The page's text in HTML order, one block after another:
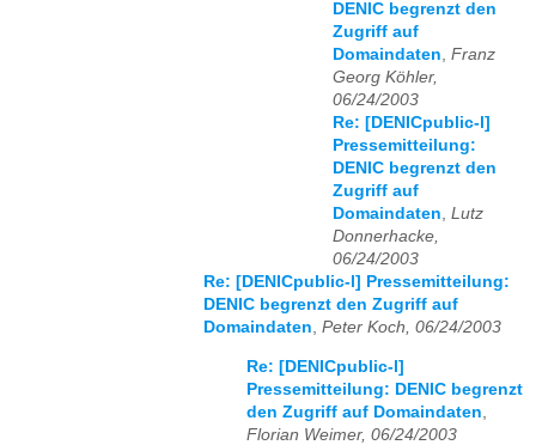
DENIC begrenzt den
Zugriff auf
Domaindaten, Franz
Georg Köhler,
06/24/2003
Re: [DENICpublic-l]
Pressemitteilung:
DENIC begrenzt den
Zugriff auf
Domaindaten, Lutz
Donnerhacke,
06/24/2003
Re: [DENICpublic-l] Pressemitteilung:
DENIC begrenzt den Zugriff auf
Domaindaten, Peter Koch, 06/24/2003
Re: [DENICpublic-l]
Pressemitteilung: DENIC begrenzt
den Zugriff auf Domaindaten
Florian Weimer, 06/24/2003